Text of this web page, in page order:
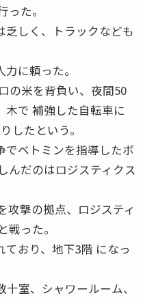
た。
しく、トラックなども
に頼った。
の米を背負い、夜間50
木で 補強した自転車に
したという。
でベトミンを指導したボ
んだのはロジスティクス
攻撃の拠点、ロジスティ
った。
おり、地下3階 になっ
室、シャワールーム、